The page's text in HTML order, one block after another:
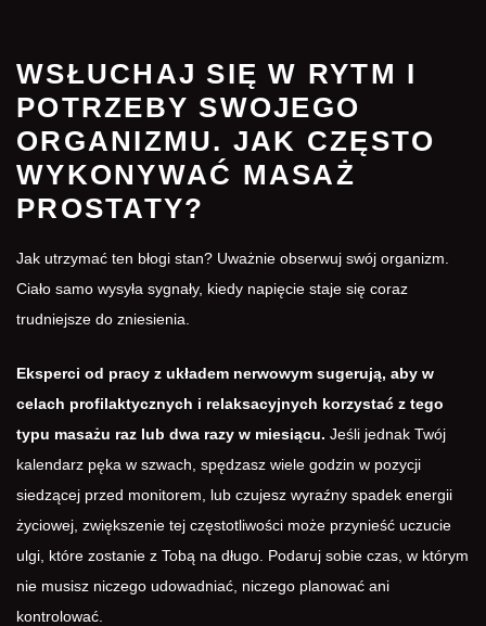
WSŁUCHAJ SIĘ W RYTM I
POTRZEBY SWOJEGO
ORGANIZMU. JAK CZĘSTO
WYKONYWAĆ MASAŻ
PROSTATY?
Jak utrzymać ten błogi stan? Uważnie obserwuj swój organizm.
Ciało samo wysyła sygnały, kiedy napięcie staje się coraz
trudniejsze do zniesienia.
Eksperci od pracy z układem nerwowym sugerują, aby w
celach profilaktycznych i relaksacyjnych korzystać z tego
typu masażu raz lub dwa razy w miesiącu. Jeśli jednak Twój
kalendarz pęka w szwach, spędzasz wiele godzin w pozycji
siedzącej przed monitorem, lub czujesz wyraźny spadek energii
życiowej, zwiększenie tej częstotliwości może przynieść uczucie
ulgi, które zostanie z Tobą na długo. Podaruj sobie czas, w którym
nie musisz niczego udowadniać, niczego planować ani
kontrolować.